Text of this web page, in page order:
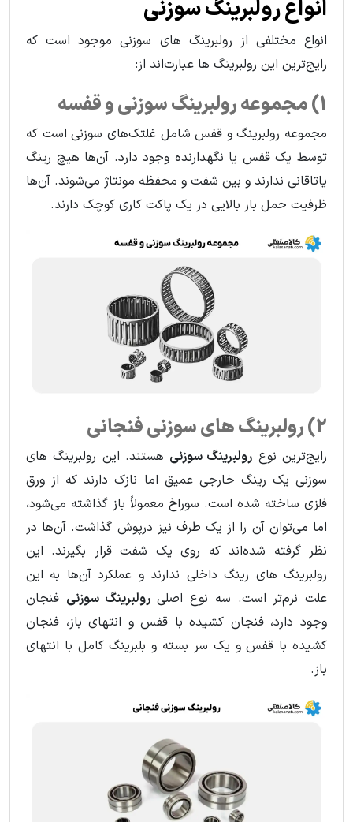
انواع رولبرینگ سوزنی
انواع مختلفی از رولبرینگ های سوزنی موجود است که
رایج‌ترین این رولبرینگ ها عبارت‌اند از:
1) مجموعه رولبرینگ سوزنی و قفسه
مجموعه رولبرینگ و قفس شامل غلتک‌های سوزنی است که
توسط یک قفس یا نگهدارنده وجود دارد. آن‌ها هیچ رینگ
یاتاقانی ندارند و بین شفت و محفظه مونتاژ می‌شوند. آن‌ها
ظرفیت حمل بار بالایی در یک پاکت کاری کوچک دارند.
2) رولبرینگ های سوزنی فنجانی
رایج‌ترین نوع رولبرینگ سوزنی هستند. این رولبرینگ های
سوزنی یک رینگ خارجی عمیق اما نازک دارند که از ورق
فلزی ساخته شده است. سوراخ معمولاً باز گذاشته می‌شود،
اما می‌توان آن را از یک طرف نیز درپوش گذاشت. آن‌ها در
نظر گرفته‌ شده‌اند که روی یک شفت قرار بگیرند. این
رولبرینگ های رینگ داخلی ندارند و عملکرد آن‌ها به این
علت نرم‌تر است. سه نوع اصلیرولبرینگ سوزنی فنجان
وجود دارد، فنجان کشیده با قفس و انتهای باز، فنجان
کشیده با قفس و یک سر بسته و بلبرینگ کامل با انتهای
باز.